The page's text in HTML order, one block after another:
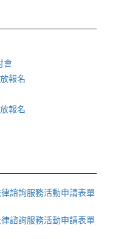
會
報名
報名
律諮詢服務活動申請表單
律諮詢服務活動申請表單